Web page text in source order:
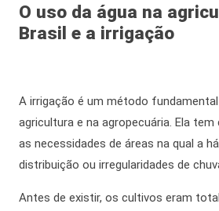
O uso da água na
Brasil e a irrigação
A irrigação é um método
agricultura e na agropecuária. Ela
as necessidades de áreas na qual a
distribuição ou irregularidades de
Antes de existir, os cultivos eram